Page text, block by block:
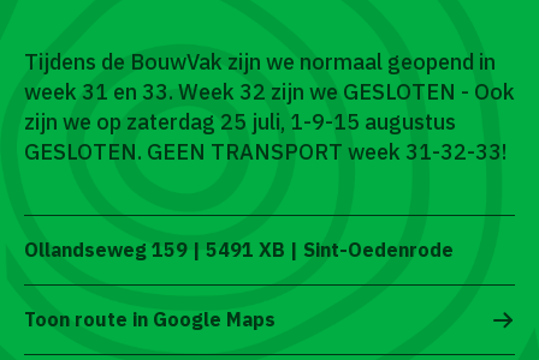
Tijdens de BouwVak zijn we normaal geopend in
week 31 en 33. Week 32 zijn we GESLOTEN - Ook
zijn we op zaterdag 25 juli, 1-9-15 augustus
GESLOTEN. GEEN TRANSPORT week 31-32-33!
Ollandseweg 159 | 5491 XB | Sint-Oedenrode
Toon route in Google Maps